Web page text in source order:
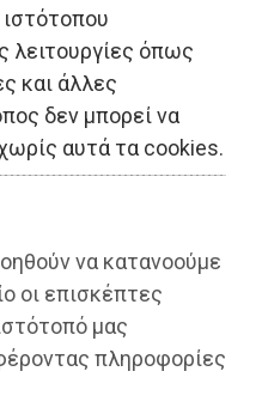
ιστότοπου
λειτουργίες όπως
και άλλες
δεν μπορεί να
αυτά τα cookies.
να κατανοούμε
οι επισκέπτες
μας
πληροφορίες
πυρόπληκτων